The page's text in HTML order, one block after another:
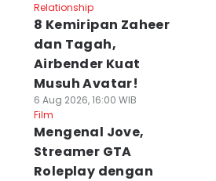
Relationship
8 Kemiripan Zaheer
dan Tagah,
Airbender Kuat
Musuh Avatar!
6 Aug 2026, 16:00 WIB
Film
Mengenal Jove,
Streamer GTA
Roleplay dengan